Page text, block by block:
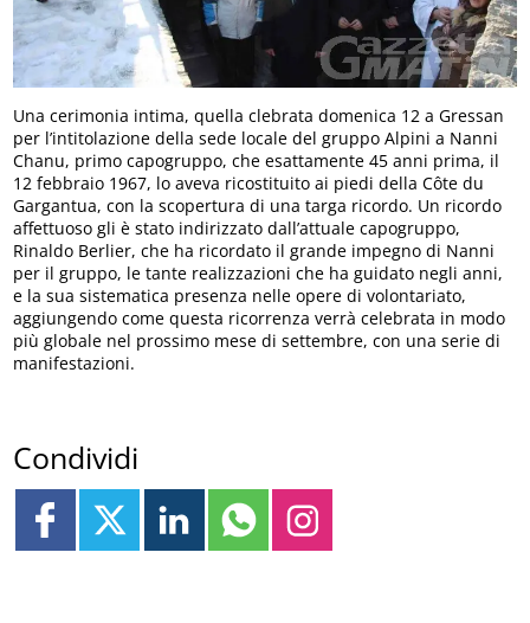
Una cerimonia intima, quella clebrata domenica 12 a Gressan
per l’intitolazione della sede locale del gruppo Alpini a Nanni
Chanu, primo capogruppo, che esattamente 45 anni prima, il
12 febbraio 1967, lo aveva ricostituito ai piedi della Côte du
Gargantua, con la scopertura di una targa ricordo. Un ricordo
affettuoso gli è stato indirizzato dall’attuale capogruppo,
Rinaldo Berlier, che ha ricordato il grande impegno di Nanni
per il gruppo, le tante realizzazioni che ha guidato negli anni,
e la sua sistematica presenza nelle opere di volontariato,
aggiungendo come questa ricorrenza verrà celebrata in modo
più globale nel prossimo mese di settembre, con una serie di
manifestazioni.
Condividi